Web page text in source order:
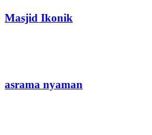
Masjid Ikonik
asrama nyaman